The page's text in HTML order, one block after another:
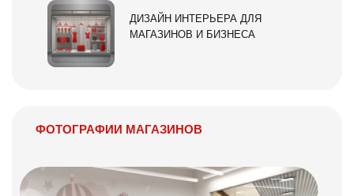
ДИЗАЙН ИНТЕРЬЕРА ДЛЯ
МАГАЗИНОВ И БИЗНЕСА
ФОТОГРАФИИ МАГАЗИНОВ